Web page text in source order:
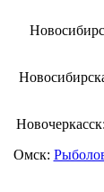
Новочеркасск:
Омск: